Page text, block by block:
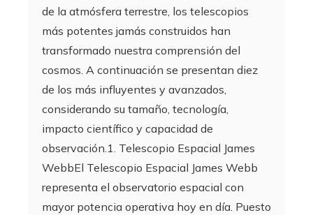
de la atmósfera terrestre, los telescopios
más potentes jamás construidos han
transformado nuestra comprensión del
cosmos. A continuación se presentan diez
de los más influyentes y avanzados,
considerando su tamaño, tecnología,
impacto científico y capacidad de
observación.1. Telescopio Espacial James
WebbEl Telescopio Espacial James Webb
representa el observatorio espacial con
mayor potencia operativa hoy en día. Puesto